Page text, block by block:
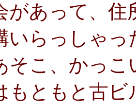
があって、住
いらっしゃっ
そこ、かっ
もともと古ビ